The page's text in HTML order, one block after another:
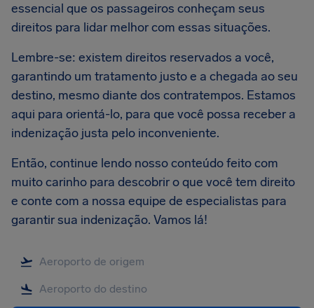
essencial que os passageiros conheçam seus
direitos para lidar melhor com essas situações.
Lembre-se: existem direitos reservados a você,
garantindo um tratamento justo e a chegada ao seu
destino, mesmo diante dos contratempos. Estamos
aqui para orientá-lo, para que você possa receber a
indenização justa pelo inconveniente.
Então, continue lendo nosso conteúdo feito com
muito carinho para descobrir o que você tem direito
e conte com a nossa equipe de especialistas para
garantir sua indenização. Vamos lá!